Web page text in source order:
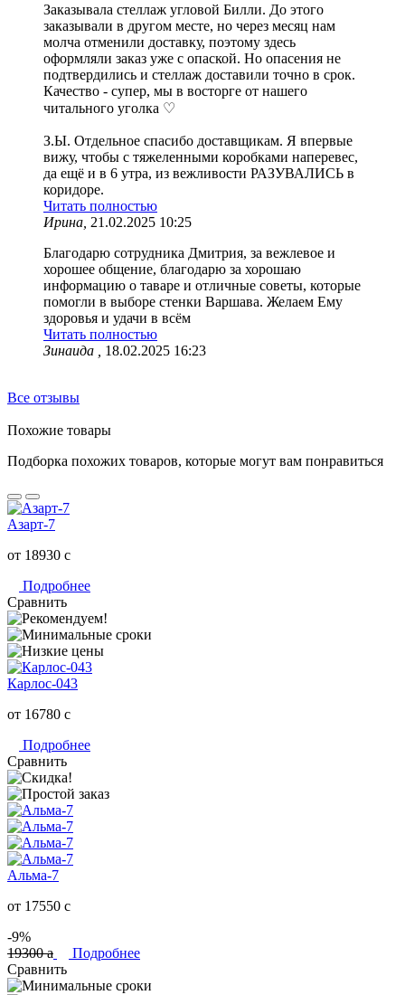
Заказывала стеллаж угловой Билли. До этого
заказывали в другом месте, но через месяц нам
молча отменили доставку, поэтому здесь
оформляли заказ уже с опаской. Но опасения не
подтвердились и стеллаж доставили точно в срок.
Качество - супер, мы в восторге от нашего
читального уголка ♡
З.Ы. Отдельное спасибо доставщикам. Я впервые
вижу, чтобы с тяжеленными коробками наперевес,
да ещё и в 6 утра, из вежливости РАЗУВАЛИСЬ в
коридоре.
Читать полностью
Ирина, 21.02.2025 10:25
Благодарю сотрудника Дмитрия, за вежлевое и
хорошее общение, благодарю за хорошаю
информацию о таваре и отличные советы, которые
помогли в выборе стенки Варшава. Желаем Ему
здоровья и удачи в всём
Читать полностью
Зинаида ,
18.02.2025 16:23
Все отзывы
Похожие товары
Подборка похожих товаров, которые могут вам понравиться
Азарт-7
от 18930 c
Подробнее
Сравнить
Карлос-043
от 16780 c
Подробнее
Сравнить
Альма-7
от 17550 c
-9%
19300a
Подробнее
Сравнить